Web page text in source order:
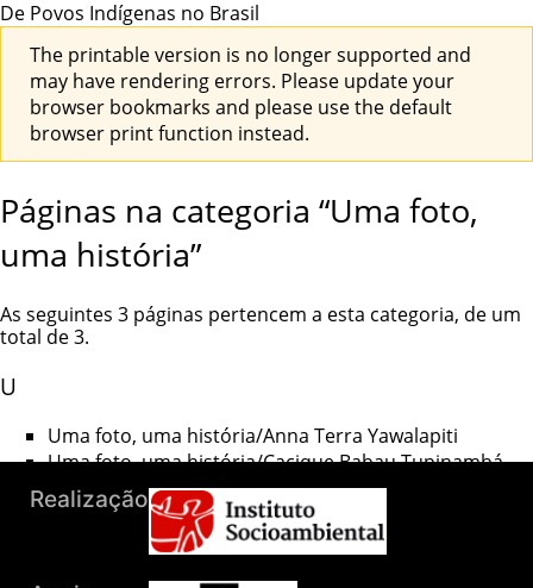
De Povos Indígenas no Brasil
The printable version is no longer supported and
may have rendering errors. Please update your
browser bookmarks and please use the default
browser print function instead.
Páginas na categoria “Uma foto,
uma história”
As seguintes 3 páginas pertencem a esta categoria, de um
total de 3.
U
Uma foto, uma história/Anna Terra Yawalapiti
Uma foto, uma história/Cacique Babau Tupinambá
Uma foto, uma história/Crisanto Xavante